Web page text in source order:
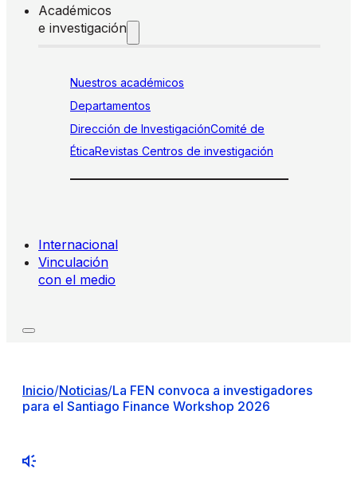
Académicos
e investigación
Nuestros académicos
Departamentos
Dirección de InvestigaciónComité de
ÉticaRevistas Centros de investigación
Internacional
Vinculación
con el medio
Inicio/Noticias/La FEN convoca a investigadores
para el Santiago Finance Workshop 2026